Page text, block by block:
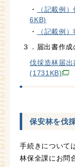
・
（記載例
6KB)
・
（記載例
３．届出書作
伐採造林届出
(1731KB)
保安林を伐
手続きについて
林保全課にお問